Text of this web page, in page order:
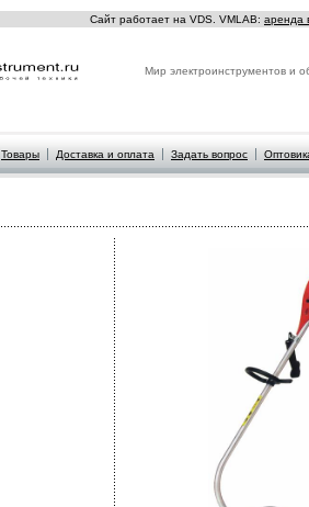
Сайт работает на VDS. VMLAB: аренда
Мир электроинструментов и
Товары Доставка и оплата Задать вопрос